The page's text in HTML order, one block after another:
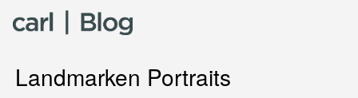
Skip to content
Landmarken Portraits